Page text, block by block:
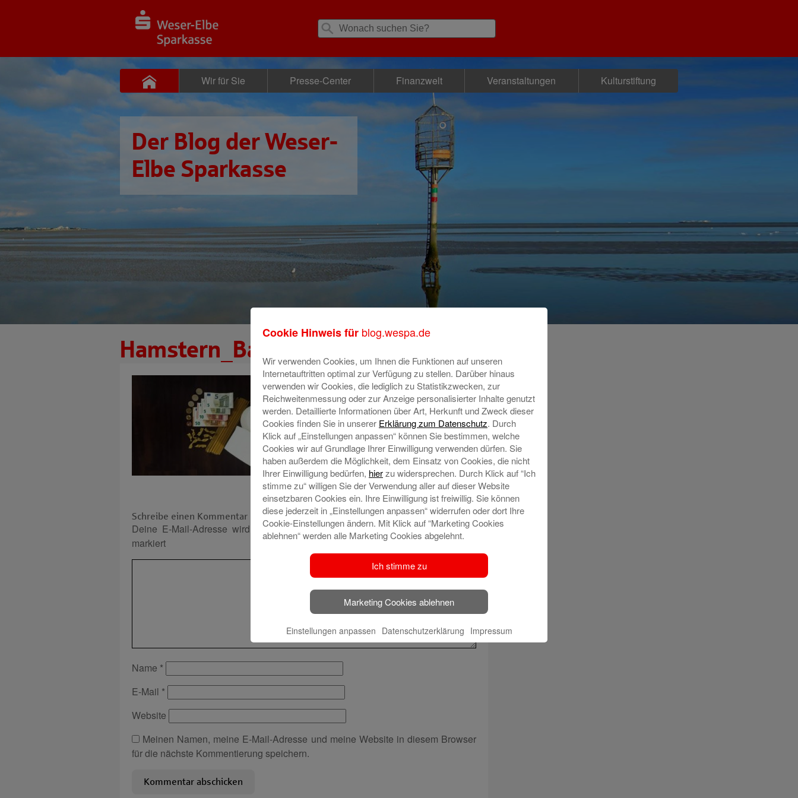
Wir für Sie Presse-Center Finanzwelt Veranstaltungen Kulturstiftung
Der Blog der Weser-
Elbe Sparkasse
Hamstern_Bargeld
Schreibe einen Kommentar
Deine E-Mail-Adresse wird nicht veröffentlicht. Erforderliche Felder sind mit*
markiert
Name *
E-Mail *
Website
Meinen Namen, meine E-Mail-Adresse und meine Website in diesem Browser
für die nächste Kommentierung speichern.
Cookie Hinweis für blog.wespa.de
Wir verwenden Cookies, um Ihnen die Funktionen auf unseren
Internetauftritten optimal zur Verfügung zu stellen. Darüber hinaus
verwenden wir Cookies, die lediglich zu Statistikzwecken, zur
Reichweitenmessung oder zur Anzeige personalisierter Inhalte genutzt
werden. Detaillierte Informationen über Art, Herkunft und Zweck dieser
Cookies finden Sie in unserer Erklärung zum Datenschutz. Durch
Klick auf „Einstellungen anpassen“ können Sie bestimmen, welche
Cookies wir auf Grundlage Ihrer Einwilligung verwenden dürfen. Sie
haben außerdem die Möglichkeit, dem Einsatz von Cookies, die nicht
Ihrer Einwilligung bedürfen, hierzu widersprechen. Durch Klick auf “Ich
stimme zu“ willigen Sie der Verwendung aller auf dieser Website
einsetzbaren Cookies ein. Ihre Einwilligung ist freiwillig. Sie können
diese jederzeit in „Einstellungen anpassen“ widerrufen oder dort Ihre
Cookie-Einstellungen ändern. Mit Klick auf “Marketing Cookies
ablehnen“ werden alle Marketing Cookies abgelehnt.
Ich stimme zu
Marketing Cookies ablehnen
Einstellungen anpassen Datenschutzerklärung Impressum